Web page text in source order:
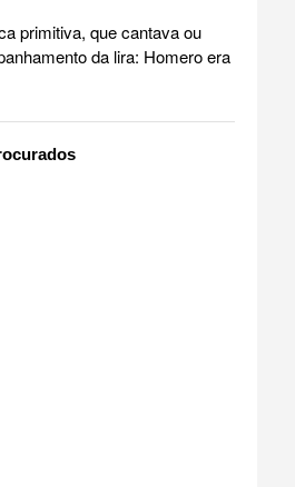
primitiva, que cantava ou
da lira: Homero era